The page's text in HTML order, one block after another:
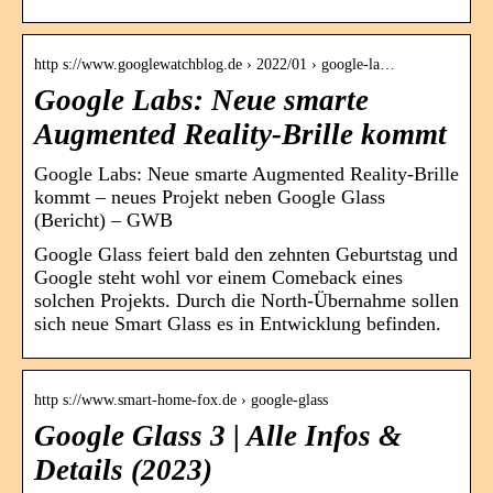
http s://www.googlewatchblog.de › 2022/01 › google-la…
Google Labs: Neue smarte
Augmented Reality-Brille kommt
Google Labs: Neue smarte Augmented Reality-Brille
kommt – neues Projekt neben Google Glass
(Bericht) – GWB
Google Glass feiert bald den zehnten Geburtstag und
Google steht wohl vor einem Comeback eines
solchen Projekts. Durch die North-Übernahme sollen
sich neue Smart Glass es in Entwicklung befinden.
http s://www.smart-home-fox.de › google-glass
Google Glass 3 | Alle Infos &
Details (2023)